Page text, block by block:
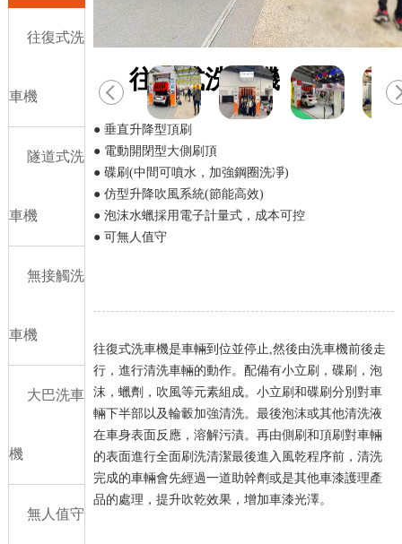
往復式洗
車機
隧道式洗
車機
無接觸洗
車機
大巴洗車
機
無人值守
往復式洗車機
● 垂直升降型頂刷
● 電動開閉型大側刷頂
● 碟刷(中間可噴水，加強鋼圈洗凈)
● 仿型升降吹風系統(節能高效)
● 泡沫水蠟採用電子計量式，成本可控
● 可無人值守
往復式洗車機是車輛到位並停止,然後由洗車機前後走
行，進行清洗車輛的動作。配備有小立刷，碟刷，泡
沫，蠟劑，吹風等元素組成。小立刷和碟刷分別對車
輛下半部以及輪轂加強清洗。最後泡沫或其他清洗液
在車身表面反應，溶解污漬。再由側刷和頂刷對車輛
的表面進行全面刷洗清潔最後進入風乾程序前，清洗
完成的車輛會先經過一道助幹劑或是其他車漆護理產
品的處理，提升吹乾效果，增加車漆光澤。